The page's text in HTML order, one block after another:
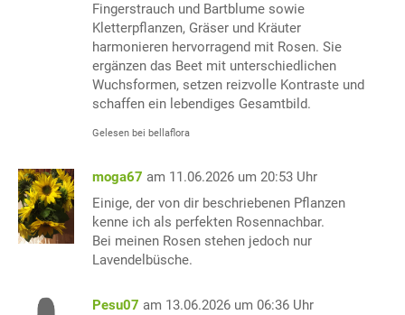
Fingerstrauch und Bartblume sowie
Kletterpflanzen, Gräser und Kräuter
harmonieren hervorragend mit Rosen. Sie
ergänzen das Beet mit unterschiedlichen
Wuchsformen, setzen reizvolle Kontraste und
schaffen ein lebendiges Gesamtbild.
Gelesen bei bellaflora
moga67 am 11.06.2026 um 20:53 Uhr
Einige, der von dir beschriebenen Pflanzen
kenne ich als perfekten Rosennachbar.
Bei meinen Rosen stehen jedoch nur
Lavendelbüsche.
Pesu07 am 13.06.2026 um 06:36 Uhr